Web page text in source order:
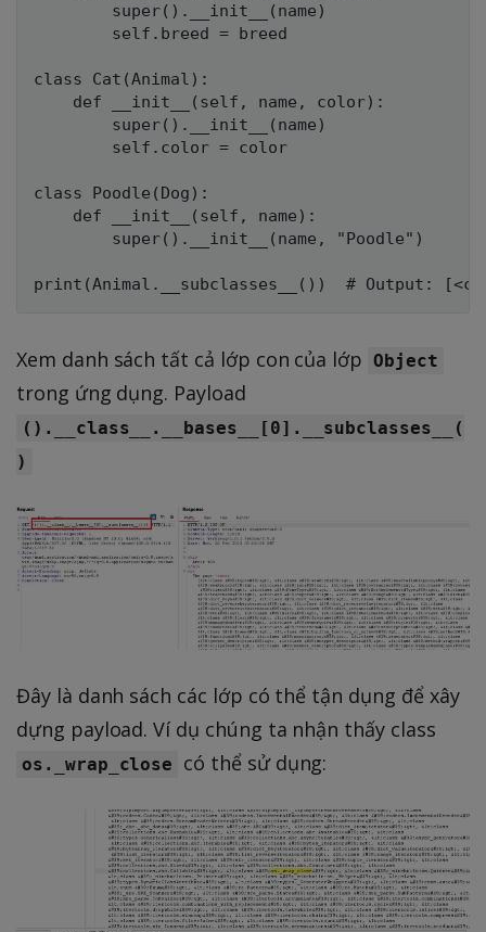
        super().__init__(name)
        self.breed = breed
class Cat(Animal):
    def __init__(self, name, color):
        super().__init__(name)
        self.color = color
class Poodle(Dog):
    def __init__(self, name):
        super().__init__(name, "Poodle")
Xem danh sách tất cả lớp con của lớp Object
trong ứng dụng. Payload
().__class__.__bases__[0].__subclasses__(
)
Đây là danh sách các lớp có thể tận dụng để xây
dựng payload. Ví dụ chúng ta nhận thấy class
os._wrap_close có thể sử dụng: